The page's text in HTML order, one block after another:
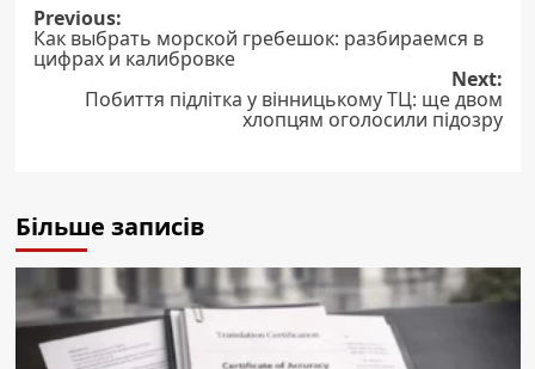
Post
navigation
Previous:
Как выбрать морской гребешок: разбираемся в
цифрах и калибровке
Next:
Побиття підлітка у вінницькому ТЦ: ще двом
хлопцям оголосили підозру
Більше записів